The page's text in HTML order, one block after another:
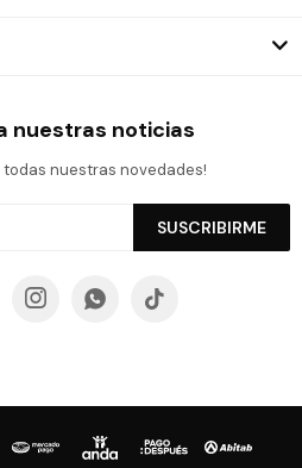
nuestras noticias
todas nuestras novedades!
SUSCRIBIRME
  